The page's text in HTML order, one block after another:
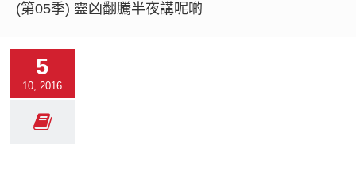
(第05季) 靈凶翻騰半夜講呢啲
5
10, 2016